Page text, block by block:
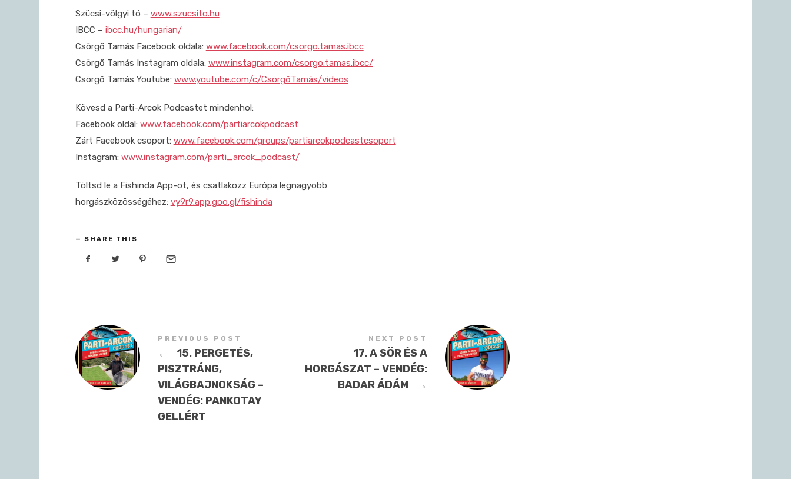
Szücsi-völgyi tó – www.szucsito.hu
IBCC – ibcc.hu/hungarian/
Csörgő Tamás Facebook oldala: www.facebook.com/csorgo.tamas.ibcc
Csörgő Tamás Instagram oldala: www.instagram.com/csorgo.tamas.ibcc/
Csörgő Tamás Youtube: www.youtube.com/c/CsörgőTamás/videos
Kövesd a Parti-Arcok Podcastet mindenhol:
Facebook oldal: www.facebook.com/partiarcokpodcast
Zárt Facebook csoport: www.facebook.com/groups/partiarcokpodcastcsoport
Instagram: www.instagram.com/parti_arcok_podcast/
Töltsd le a Fishinda App-ot, és csatlakozz Európa legnagyobb
horgászközösségéhez: vy9r9.app.goo.gl/fishinda
SHARE THIS
PREVIOUS POST
←
15. PERGETÉS,
PISZTRÁNG,
VILÁGBAJNOKSÁG –
VENDÉG: PANKOTAY
GELLÉRT
NEXT POST
17. A SÖR ÉS A
HORGÁSZAT – VENDÉG:
BADAR ÁDÁM
→